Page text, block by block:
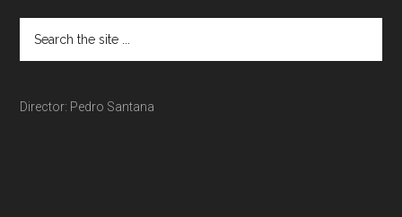
Director: Pedro Santana